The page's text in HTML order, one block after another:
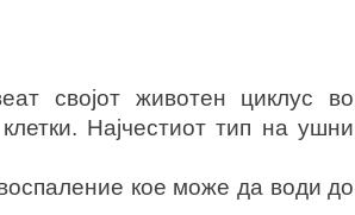
својот животен циклус во
Најчестиот тип на ушни
кое може да води до